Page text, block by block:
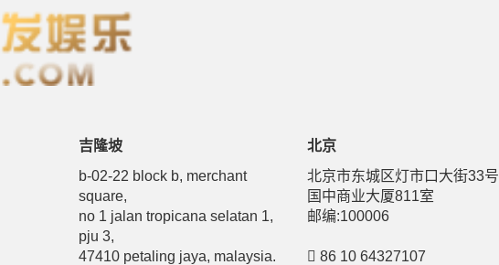
吉隆坡
b-02-22 block b, merchant
square,
no 1 jalan tropicana selatan 1,
pju 3,
47410 petaling jaya, malaysia.
北京
北京市东城区灯市口大街33号
国中商业大厦811室
邮编:100006
86 10 64327107